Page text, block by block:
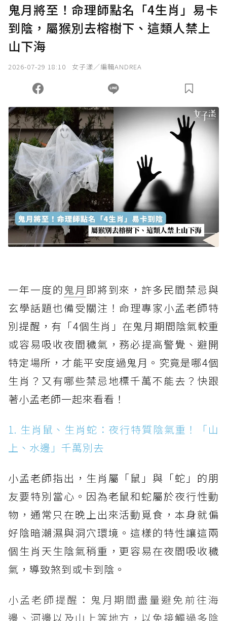
確認送出
您當前剩餘 U 利點數：0點；前往 購買點數
鬼月將至！命理師點名「4生肖」易卡
到陰，屬猴別去榕樹下、這類人禁上
山下海
2026-07-29 18:10 女子漾／編輯ANDREA
一年一度的鬼月 即將到來，許多民間禁忌與
玄學話題也備受關注！命理專家小孟老師特
別提醒，有「4個生肖」在鬼月期間陰氣較重
或容易吸收夜間穢氣，務必提高警覺、避開
特定場所，才能平安度過鬼月。究竟是哪4個
生肖？又有哪些禁忌地標千萬不能去？快跟
著小孟老師一起來看看！
1. 生肖鼠、生肖蛇：夜行特質陰氣重！「山
上、水邊」千萬別去
小孟老師指出，生肖屬「鼠」與「蛇」的朋
友要特別當心。因為老鼠和蛇屬於夜行性動
物，通常只在晚上出來活動覓食，本身就偏
好陰暗潮濕與洞穴環境。這樣的特性讓這兩
個生肖天生陰氣稍重，更容易在夜間吸收穢
氣，導致煞到或卡到陰。
小孟老師提醒：鬼月期間盡量避免前往海
邊、河邊以及山上等地方，以免接觸過多陰